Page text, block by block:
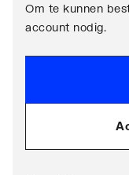
Om te kunnen
account nodig.